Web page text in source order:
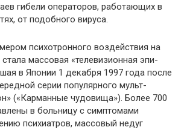
гибели операторов, работающих в
от подобного вируса.
психотронного воздействия на
стала массовая «телевизионная эпи­
в Японии 1 декабря 1997 года по­сле
серии популярного мульт­
(«Карманные чудовища»). Более 700
в больницу с симптомами
психиатров, массовый недуг